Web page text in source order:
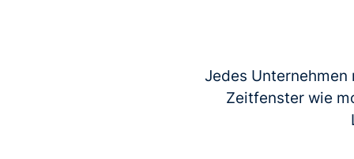
Jedes
Zeitfenster wie